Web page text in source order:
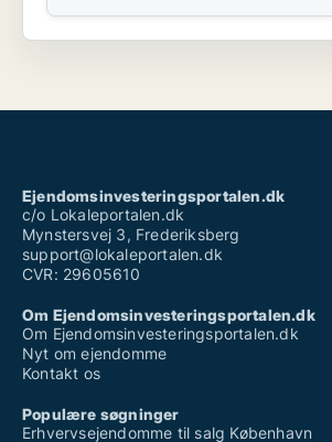
Ejendomsinvesteringsportalen.dk
c/o Lokaleportalen.dk
Mynstersvej 3, Frederiksberg
support@lokaleportalen.dk
CVR: 29605610
Om Ejendomsinvesteringsportalen.dk
Om Ejendomsinvesteringsportalen.dk
Nyt om ejendomme
Kontakt os
Populære søgninger
Erhvervsejendomme til salg København